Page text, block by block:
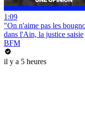
1:09
"On n'aime pas les
dans l'Ain, la justice saisie
BFM
il y a 5 heures